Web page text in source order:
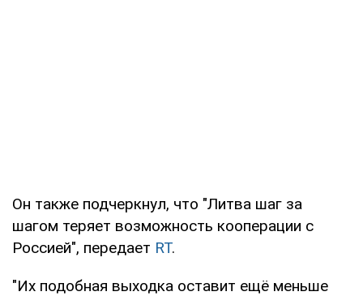
Он также подчеркнул, что "Литва шаг за
шагом теряет возможность кооперации с
Россией", передает RT.
"Их подобная выходка оставит ещё меньше